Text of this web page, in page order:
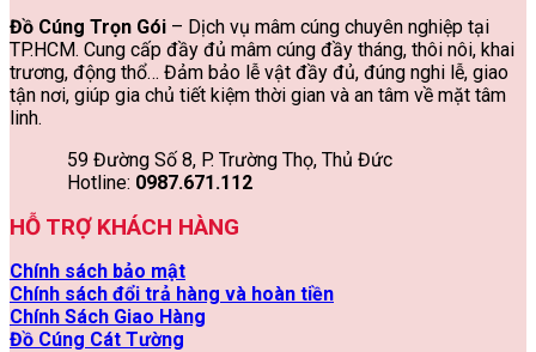
Đồ Cúng Trọn Gói – Dịch vụ mâm cúng chuyên nghiệp tại
TP.HCM. Cung cấp đầy đủ mâm cúng đầy tháng, thôi nôi, khai
trương, động thổ… Đảm bảo lễ vật đầy đủ, đúng nghi lễ, giao
tận nơi, giúp gia chủ tiết kiệm thời gian và an tâm về mặt tâm
linh.
59 Đường Số 8, P. Trường Thọ, Thủ Đức
Hotline: 0987.671.112
HỖ TRỢ KHÁCH HÀNG
Chính sách bảo mật
Chính sách đổi trả hàng và hoàn tiền
Chính Sách Giao Hàng
Đồ Cúng Cát Tường